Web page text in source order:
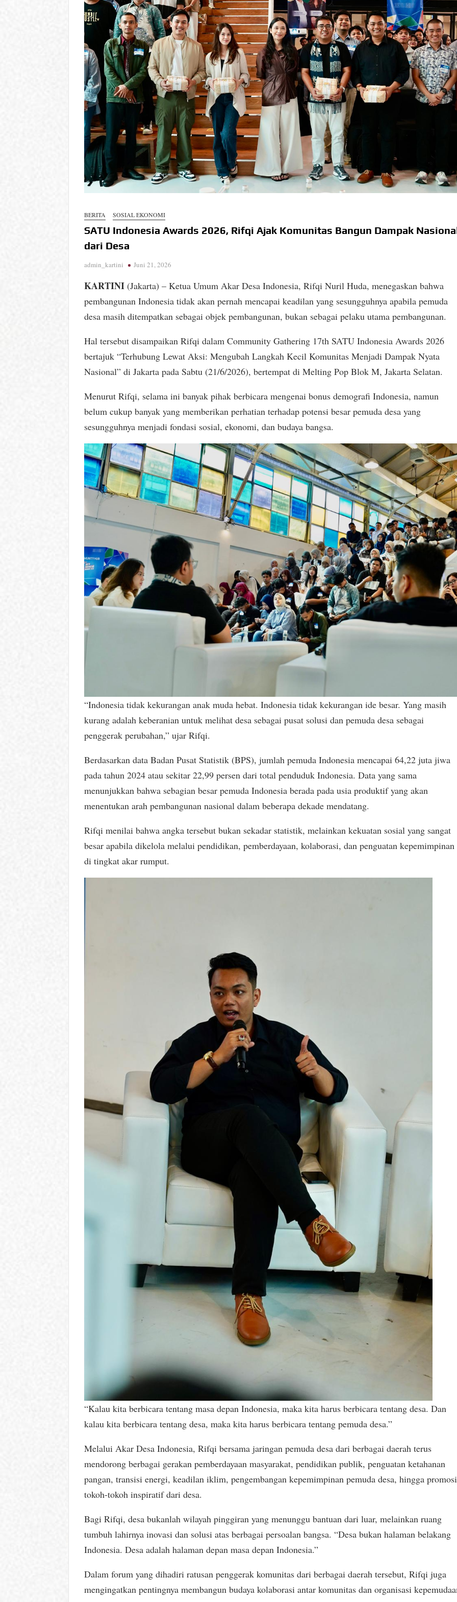
BERITA SOSIAL EKONOMI
SATU Indonesia Awards 2026, Rifqi Ajak Komunitas Bangun Dampak
dari Desa
admin_kartini Juni 21, 2026
KARTINI (Jakarta) – Ketua Umum Akar Desa Indonesia, Rifqi Nuril Huda, menegaskan bahwa
pembangunan Indonesia tidak akan pernah mencapai keadilan yang sesungguhnya apabila pemuda
desa masih ditempatkan sebagai objek pembangunan, bukan sebagai pelaku utama pembangunan.
Hal tersebut disampaikan Rifqi dalam Community Gathering 17th SATU Indonesia Awards 2026
bertajuk “Terhubung Lewat Aksi: Mengubah Langkah Kecil Komunitas Menjadi Dampak Nyata
Nasional” di Jakarta pada Sabtu (21/6/2026), bertempat di Melting Pop Blok M, Jakarta Selatan.
Menurut Rifqi, selama ini banyak pihak berbicara mengenai bonus demografi Indonesia, namun
belum cukup banyak yang memberikan perhatian terhadap potensi besar pemuda desa yang
sesungguhnya menjadi fondasi sosial, ekonomi, dan budaya bangsa.
“Indonesia tidak kekurangan anak muda hebat. Indonesia tidak kekurangan ide besar. Yang masih
kurang adalah keberanian untuk melihat desa sebagai pusat solusi dan pemuda desa sebagai
penggerak perubahan,” ujar Rifqi.
Berdasarkan data Badan Pusat Statistik (BPS), jumlah pemuda Indonesia mencapai 64,22 juta jiwa
pada tahun 2024 atau sekitar 22,99 persen dari total penduduk Indonesia. Data yang sama
menunjukkan bahwa sebagian besar pemuda Indonesia berada pada usia produktif yang akan
menentukan arah pembangunan nasional dalam beberapa dekade mendatang.
Rifqi menilai bahwa angka tersebut bukan sekadar statistik, melainkan kekuatan sosial yang sangat
besar apabila dikelola melalui pendidikan, pemberdayaan, kolaborasi, dan penguatan kepemimpinan
di tingkat akar rumput.
“Kalau kita berbicara tentang masa depan Indonesia, maka kita harus berbicara tentang desa. Dan
kalau kita berbicara tentang desa, maka kita harus berbicara tentang pemuda desa.”
Melalui Akar Desa Indonesia, Rifqi bersama jaringan pemuda desa dari berbagai daerah terus
mendorong berbagai gerakan pemberdayaan masyarakat, pendidikan publik, penguatan ketahanan
pangan, transisi energi, keadilan iklim, pengembangan kepemimpinan pemuda desa, hingga promosi
tokoh-tokoh inspiratif dari desa.
Bagi Rifqi, desa bukanlah wilayah pinggiran yang menunggu bantuan dari luar, melainkan ruang
tumbuh lahirnya inovasi dan solusi atas berbagai persoalan bangsa. “Desa bukan halaman belakang
Indonesia. Desa adalah halaman depan masa depan Indonesia.”
Dalam forum yang dihadiri ratusan penggerak komunitas dari berbagai daerah tersebut, Rifqi juga
mengingatkan pentingnya membangun budaya kolaborasi antar komunitas dan organisasi